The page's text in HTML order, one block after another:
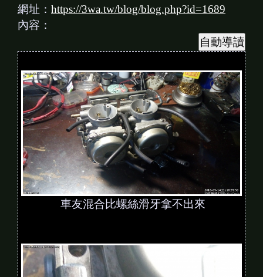
網址： https://3wa.tw/blog/blog.php?id=1689
內容：
車友混合比螺絲滑牙拿不出來